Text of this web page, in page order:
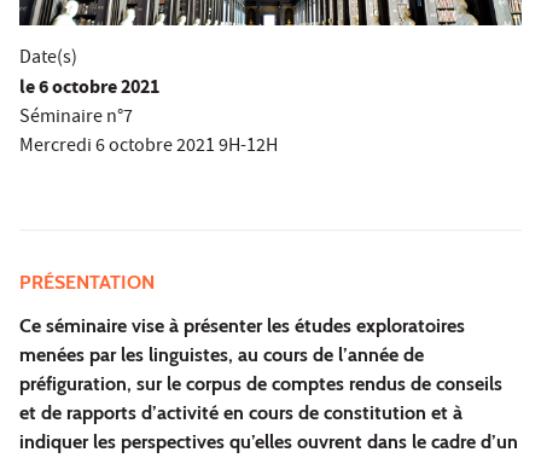
Date(s)
le6 octobre 2021
Séminaire n°7
Mercredi 6 octobre 2021 9H-12H
PRÉSENTATION
Ce séminaire vise à présenter les études exploratoires
menées par les linguistes, au cours de l’année de
préfiguration, sur le corpus de comptes rendus de conseils
et de rapports d’activité en cours de constitution et à
indiquer les perspectives qu’elles ouvrent dans le cadre d’un